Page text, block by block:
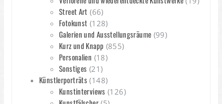
Street Art (66)
Fotokunst (128)
Galerien und Ausstellungsräume (99)
Kurz und Knapp (855)
Personalien (18)
Sonstiges (21)
Künstlerporträts (148)
Kunstinterviews (126)